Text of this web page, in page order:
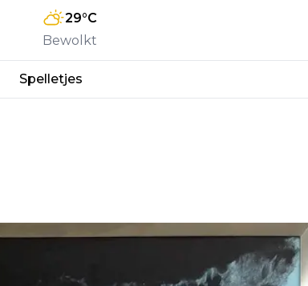
29°C
Bewolkt
Spelletjes